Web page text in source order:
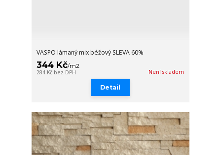
VASPO lámaný mix béžový SLEVA 60%
344 Kč/m2
284 Kč bez DPH Není skladem
Detail